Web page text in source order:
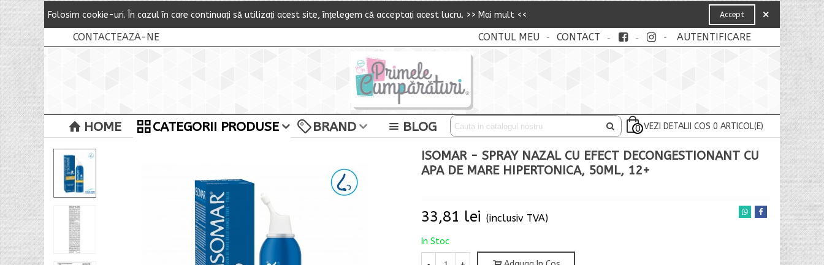
Folosim cookie-uri. n cazulîn care continuați să utilizați acest site,înțelegem că acceptați acest lucru. >> Mai mult << Accept ×
CONTACTEAZA-NE CONTUL MEU CONTACT AUTENTIFICARE
HOME CATEGORII PRODUSE BRAND BLOG 0 VEZI DETALII COS 0 ARTICOL(E)
ISOMAR - SPRAY NAZAL CU EFECT DECONGESTIONANT CU
APA DE MARE HIPERTONICA, 50ML, 12+
33,81 lei (inclusiv TVA)
In Stoc